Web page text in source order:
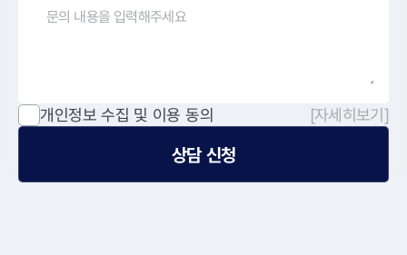
개인정보 수집 및 이용 동의 [자세히보기]
상담 신청